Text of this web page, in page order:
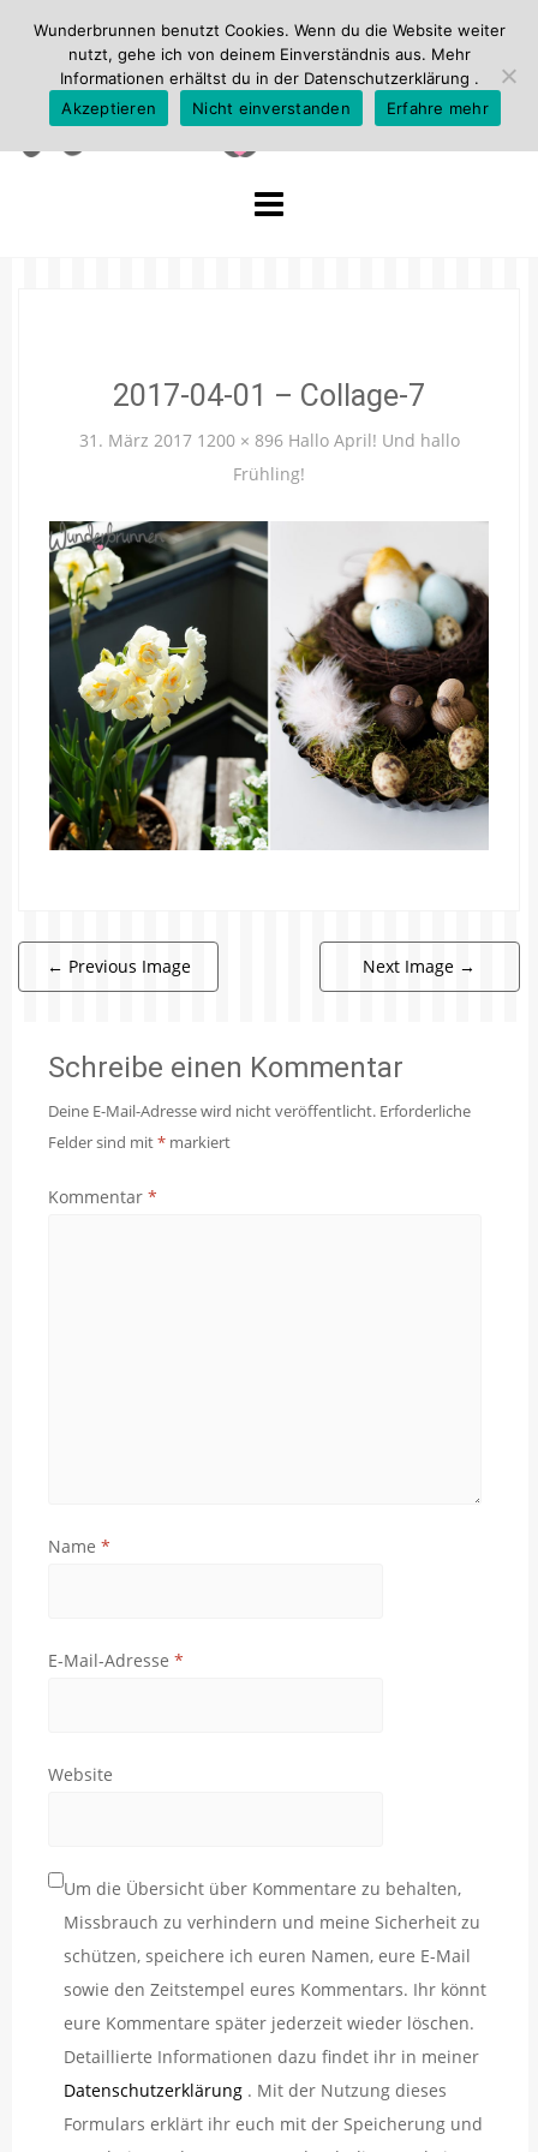
2017-04-01 – Collage-7
31. März 2017 1200 × 896 Hallo April! Und hallo
Frühling!
← Previous Image Next Image →
Schreibe einen Kommentar
Deine E-Mail-Adresse wird nicht veröffentlicht. Erforderliche
Felder sind mit* markiert
Kommentar *
Name *
E-Mail-Adresse *
Website
Um die Übersicht über Kommentare zu behalten,
Missbrauch zu verhindern und meine Sicherheit zu
schützen, speichere ich euren Namen, eure E-Mail
sowie den Zeitstempel eures Kommentars. Ihr könnt
eure Kommentare später jederzeit wieder löschen.
Detaillierte Informationen dazu findet ihr in meiner
Datenschutzerklärung . Mit der Nutzung dieses
Formulars erklärt ihr euch mit der Speicherung und
Wunderbrunnen benutzt Cookies. Wenn du die Website weiter
nutzt, gehe ich von deinem Einverständnis aus. Mehr
Informationen erhältst du in der Datenschutzerklärung .
Akzeptieren
Nicht einverstanden Erfahre mehr